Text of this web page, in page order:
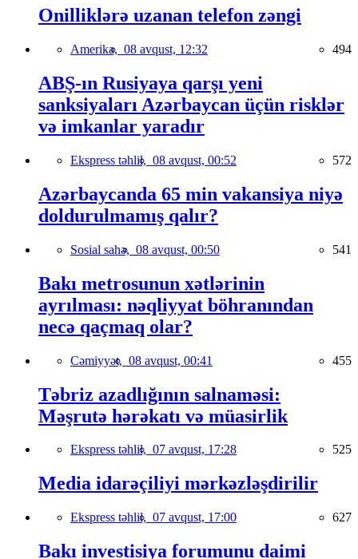
Onilliklərə uzanan telefon zəngi
Amerika, 08 avqust, 12:32 494
ABŞ-ın Rusiyaya qarşı yeni
sanksiyaları Azərbaycan üçün risklər
və imkanlar yaradır
Ekspress təhlil, 08 avqust, 00:52 572
Azərbaycanda 65 min vakansiya niyə
doldurulmamış qalır?
Sosial sahə, 08 avqust, 00:50 541
Bakı metrosunun xətlərinin
ayrılması: nəqliyyat böhranından
necə qaçmaq olar?
Cəmiyyət, 08 avqust, 00:41 455
Təbriz azadlığının salnaməsi:
Məşrutə hərəkatı və müasirlik
Ekspress təhlil, 07 avqust, 17:28 525
Media idarəçiliyi mərkəzləşdirilir
Ekspress təhlil, 07 avqust, 17:00 627
Bakı investisiya forumunu daimi